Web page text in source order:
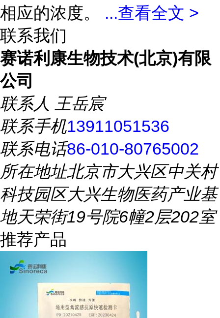
相应的浓度。 ...查看全文 >
联系我们
赛诺利康生物技术(北京)有限
公司
联系人 王岳宸
联系手机13911051536
联系电话86-010-80765002
所在地址北京市大兴区中关村
科技园区大兴生物医药产业基
地天荣街19号院6幢2层202室
推荐产品